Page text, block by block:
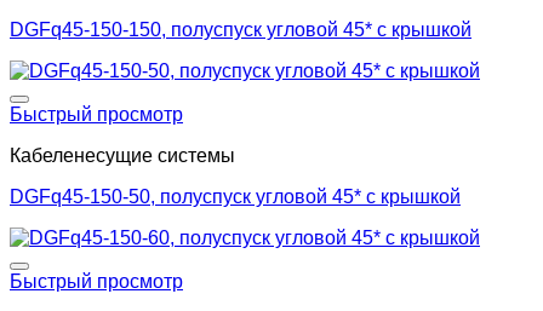
DGFq45-150-150, полуспуск угловой 45* с крышкой
Быстрый просмотр
Кабеленесущие системы
DGFq45-150-50, полуспуск угловой 45* с крышкой
Быстрый просмотр